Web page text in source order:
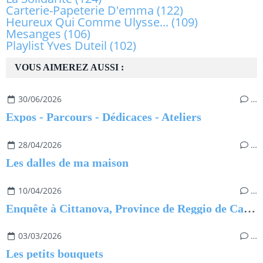
VOUS AIMEREZ AUSSI :
30/06/2026 …
Expos - Parcours - Dédicaces - Ateliers
28/04/2026 …
Les dalles de ma maison
10/04/2026 …
Enquête à Cittanova, Province de Reggio de Calabre
03/03/2026 …
Les petits bouquets
Carterie-Papeterie D'emma (122)
Heureux Qui Comme Ulysse... (109)
Mesanges (106)
Playlist Yves Duteil (102)